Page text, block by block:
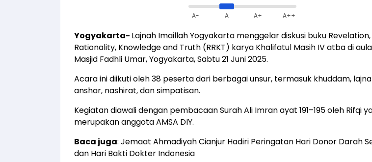
A- A A+ A++
Yogyakarta- Lajnah Imaillah Yogyakarta menggelar diskusi buku Revelation,
Rationality, Knowledge and Truth (RRKT) karya Khalifatul Masih IV atba di
Masjid Fadhli Umar, Yogyakarta, Sabtu 21 Juni 2025.
Acara ini diikuti oleh 38 peserta dari berbagai unsur, termasuk khuddam,
anshar, nashirat, dan simpatisan.
Kegiatan diawali dengan pembacaan Surah Ali Imran ayat 191–195 oleh Rifqi
merupakan anggota AMSA DIY.
Baca juga: Jemaat Ahmadiyah Cianjur Hadiri Peringatan Hari Donor Darah
dan Hari Bakti Dokter Indonesia